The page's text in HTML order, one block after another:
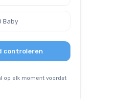
Baby
controleren
op elk moment voordat